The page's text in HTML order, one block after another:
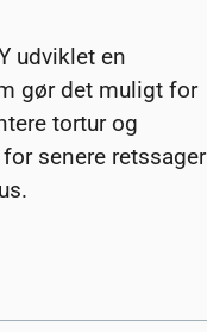
udviklet en
gør det muligt for
tortur og
senere retssager